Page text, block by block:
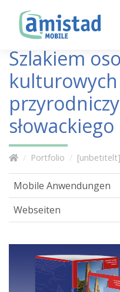
Szlakiem
Portfolio [unbetitelt]
Mobile Anwendungen
Webseiten